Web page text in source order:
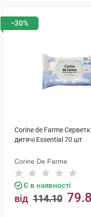
−30%
Corine de Farme
дитячі Essential 70 шт
Corine De Farme
Є в наявності
від 114.10